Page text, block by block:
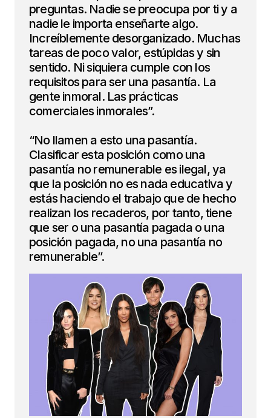
preguntas. Nadie se preocupa por ti y a
nadie le importa enseñarte algo.
Increíblemente desorganizado. Muchas
tareas de poco valor, estúpidas y sin
sentido. Ni siquiera cumple con los
requisitos para ser una pasantía. La
gente inmoral. Las prácticas
comerciales inmorales”.
“No llamen a esto una pasantía.
Clasificar esta posición como una
pasantía no remunerable es ilegal, ya
que la posición no es nada educativa y
estás haciendo el trabajo que de hecho
realizan los recaderos, por tanto, tiene
que ser o una pasantía pagada o una
posición pagada, no una pasantía no
remunerable”.